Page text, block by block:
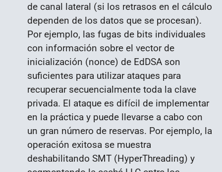
de canal lateral (si los retrasos en el cálculo
dependen de los datos que se procesan).
Por ejemplo, las fugas de bits individuales
con información sobre el vector de
inicialización (nonce) de EdDSA son
suficientes para utilizar ataques para
recuperar secuencialmente toda la clave
privada. El ataque es difícil de implementar
en la práctica y puede llevarse a cabo con
un gran número de reservas. Por ejemplo, la
operación exitosa se muestra
deshabilitando SMT (HyperThreading) y